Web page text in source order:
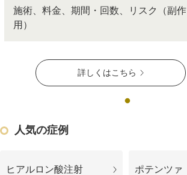
よくあるご質問
美容ブログ
施術、料金、期間・回数、リスク（副作
用）
詳しくはこちら
人気の症例
ヒアルロン酸注射 ポテンツァ